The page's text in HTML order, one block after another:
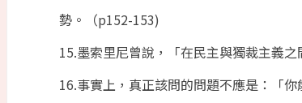
勢。（p152-153)
15.墨索里尼曾說，「在民主與獨裁主義
16.事實上，真正該問的問題不應是：「